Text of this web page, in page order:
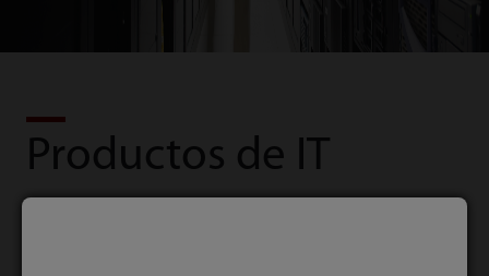
Productos de IT